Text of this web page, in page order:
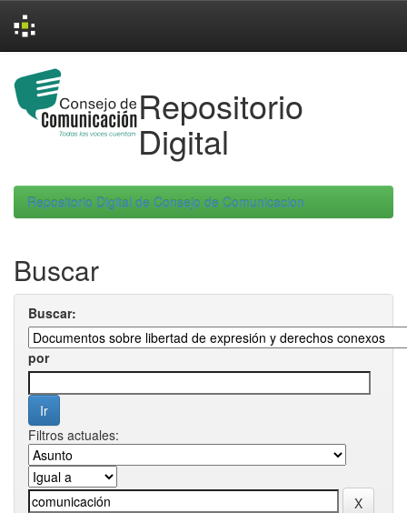
navigation
Repositorio
Digital
Repositorio Digital de Consejo de Comunicacion
Buscar
Buscar:
por
Filtros actuales: